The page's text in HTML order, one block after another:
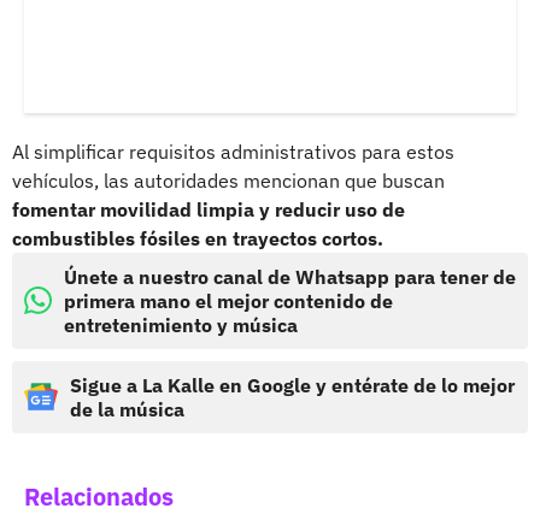
Al simplificar requisitos administrativos para estos
vehículos, las autoridades mencionan que buscan
fomentar movilidad limpia y reducir uso de
combustibles fósiles en trayectos cortos.
Únete a nuestro canal de Whatsapp para tener de
primera mano el mejor contenido de
entretenimiento y música
Sigue a La Kalle en Google y entérate de lo mejor
de la música
Relacionados